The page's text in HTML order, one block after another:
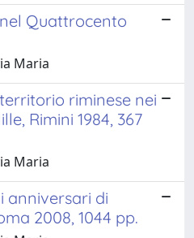
Quattrocento
Maria
riminese nei
Rimini 1984, 367
Maria
anniversari di
2008, 1044 pp.